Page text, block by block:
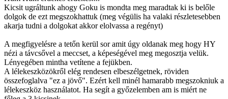
Kicsit ugráltunk ahogy Goku is mondta meg maradtak ki is belőle
dolgok de ezt megszokhattuk (meg végülis ha valaki részletesebben
akarja tudni a dolgokat akkor elolvassa a regényt)
A megfigyelésre a tetőn kerül sor amit úgy oldanak meg hogy HY
nézi a távcsővel a meccset, a képeségével meg megosztja velük.
Lényegében mintha vetítene a fejükben.
A lélekeszközökről elég rendesen elbeszélgetnek, röviden
összefoglalva "ez a jövő". Ezért kell minél hamarabb megszokniuk a
lélekeszköz használatot. Ha segít a győzelemben am is miért ne